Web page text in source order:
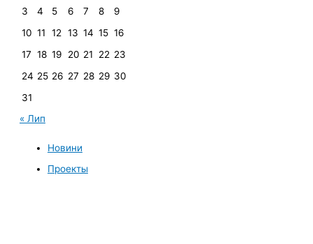
3
4 5 6 7 8
9
10 11 12 13 14 15 16
17 18 19 20 21 22 23
24 25 26 27 28 29 30
31
« Лип
Новини
Проекты